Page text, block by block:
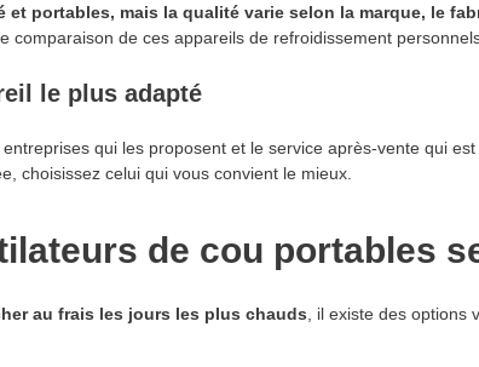
portables, mais la qualité varie selon la marque, le
de ces appareils de refroidissement
le plus adapté
qui les proposent et le service après-vente qui
choisissez celui qui vous convient le mieux.
de cou portables
au frais les jours les plus chauds , il existe des